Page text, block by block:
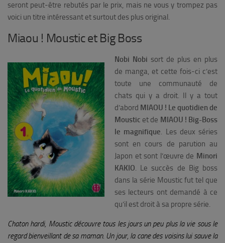
seront peut-être rebutés par le prix, mais ne vous y trompez pas
voici un titre intéressant et surtout des plus original.
Miaou ! Moustic et Big Boss
Nobi Nobi sort de plus en plus
de manga, et cette fois-ci c’est
toute une communauté de
chats qui y a droit. Il y a tout
d’abord MIAOU ! Le quotidien de
Moustic et de MIAOU ! Big-Boss
le magnifique. Les deux séries
sont en cours de parution au
Japon et sont l’œuvre de Minori
KAKIO. Le succès de Big boss
dans la série Moustic fut tel que
ses lecteurs ont demandé à ce
qu’il est droit à sa propre série.
Chaton hardi, Moustic découvre tous les jours un peu plus la vie sous le
regard bienveillant de sa maman. Un jour, la cane des voisins lui sauve la